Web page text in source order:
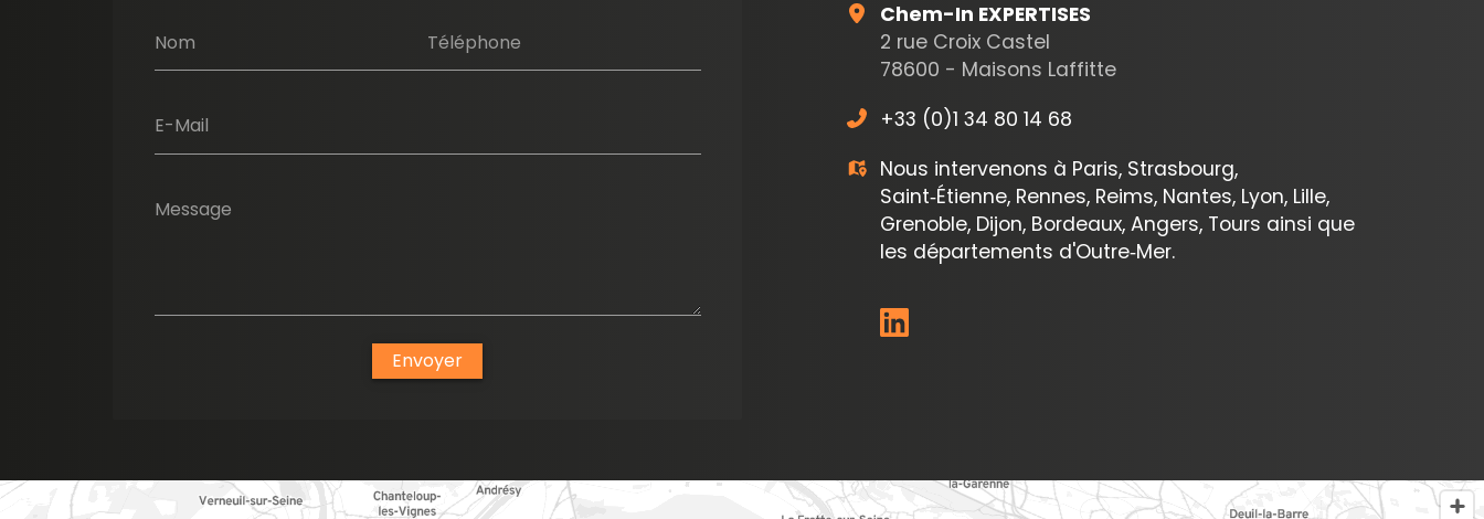
Nom Téléphone
E-Mail
Message
Envoyer
Chem-In EXPERTISES
2 rue Croix Castel
78600 - Maisons Laffitte
+33 (0)1 34 80 14 68
Nous intervenons à Paris, Strasbourg,
Saint‑Étienne, Rennes, Reims, Nantes, Lyon, Lille,
Grenoble, Dijon, Bordeaux, Angers, Tours ainsi que
les départements d'Outre‑Mer.